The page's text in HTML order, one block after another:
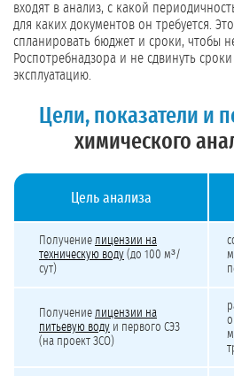
входят в анализ, с какой
для каких документов он требуется.
спланировать бюджет и сроки, чтобы
Роспотребнадзора и не сдвинуть
эксплуатацию.
Цели, показатели и
химического
Цель анализа
Получение лицензии на
техническую воду (до 100 м³/
сут)
Получение лицензии на
питьевую воду и первого СЭЗ
(на проект ЗСО)